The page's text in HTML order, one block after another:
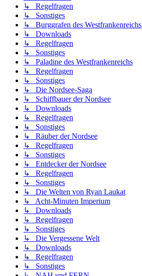
↳ Regelfragen
↳ Sonstiges
↳ Burggrafen des Westfrankenreichs
↳ Downloads
↳ Regelfragen
↳ Sonstiges
↳ Paladine des Westfrankenreichs
↳ Regelfragen
↳ Sonstiges
↳ Die Nordsee-Saga
↳ Schiffbauer der Nordsee
↳ Downloads
↳ Regelfragen
↳ Sonstiges
↳ Räuber der Nordsee
↳ Regelfragen
↳ Sonstiges
↳ Entdecker der Nordsee
↳ Regelfragen
↳ Sonstiges
↳ Die Welten von Ryan Laukat
↳ Acht-Minuten Imperium
↳ Downloads
↳ Regelfragen
↳ Sonstiges
↳ Die Vergessene Welt
↳ Downloads
↳ Regelfragen
↳ Sonstiges